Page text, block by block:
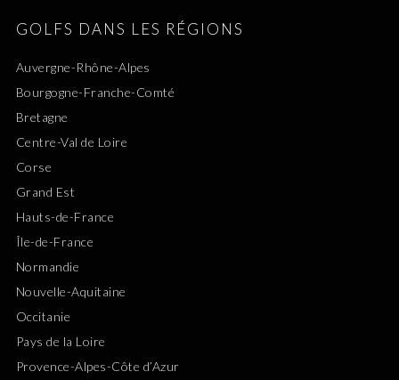
GOLFS DANS LES RÉGIONS
Auvergne-Rhône-Alpes
Bourgogne-Franche-Comté
Bretagne
Centre-Val de Loire
Corse
Grand Est
Hauts-de-France
Île-de-France
Normandie
Nouvelle-Aquitaine
Occitanie
Pays de la Loire
Provence-Alpes-Côte d’Azur